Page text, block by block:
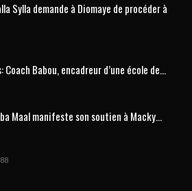
Sylla demande à Diomaye de procéder à
Babou, encadreur d’une école de…
Maal manifeste son soutien à Macky…